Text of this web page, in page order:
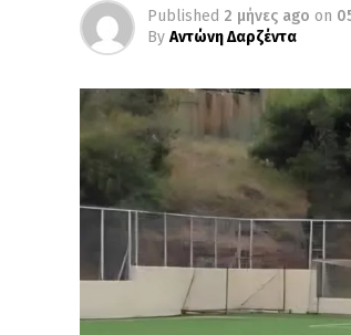
Published 2 μήνες ago on
By Αντώνη Δαρζέντα